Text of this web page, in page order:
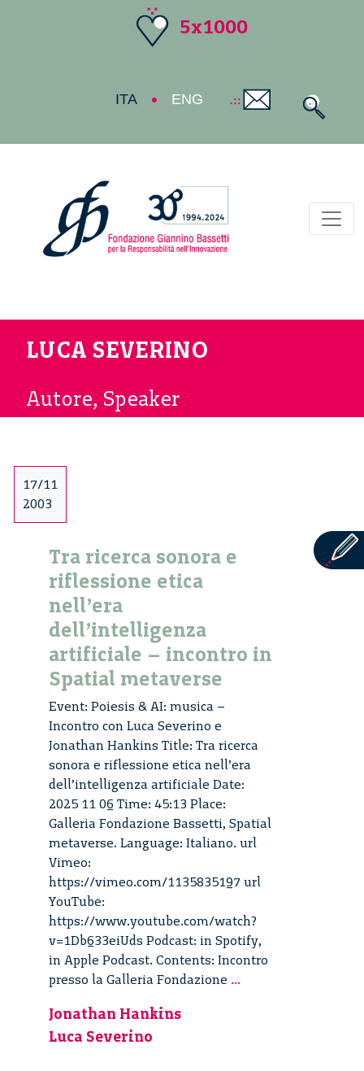
5x1000
ITA ENG
LUCA SEVERINO
Autore, Speaker
17/11
2003
Tra ricerca sonora e
riflessione etica
nell’era
dell’intelligenza
artificiale – incontro in
Spatial metaverse
Event: Poiesis & AI: musica –
Incontro con Luca Severino e
Jonathan Hankins Title: Tra ricerca
sonora e riflessione etica nell’era
dell’intelligenza artificiale Date:
2025 11 06 Time: 45:13 Place:
Galleria Fondazione Bassetti, Spatial
metaverse. Language: Italiano. url
Vimeo:
https://vimeo.com/1135835197 url
YouTube:
https://www.youtube.com/watch?
v=1Db633eiUds Podcast: in Spotify,
in Apple Podcast. Contents: Incontro
presso la Galleria Fondazione ...
Jonathan Hankins
Luca Severino